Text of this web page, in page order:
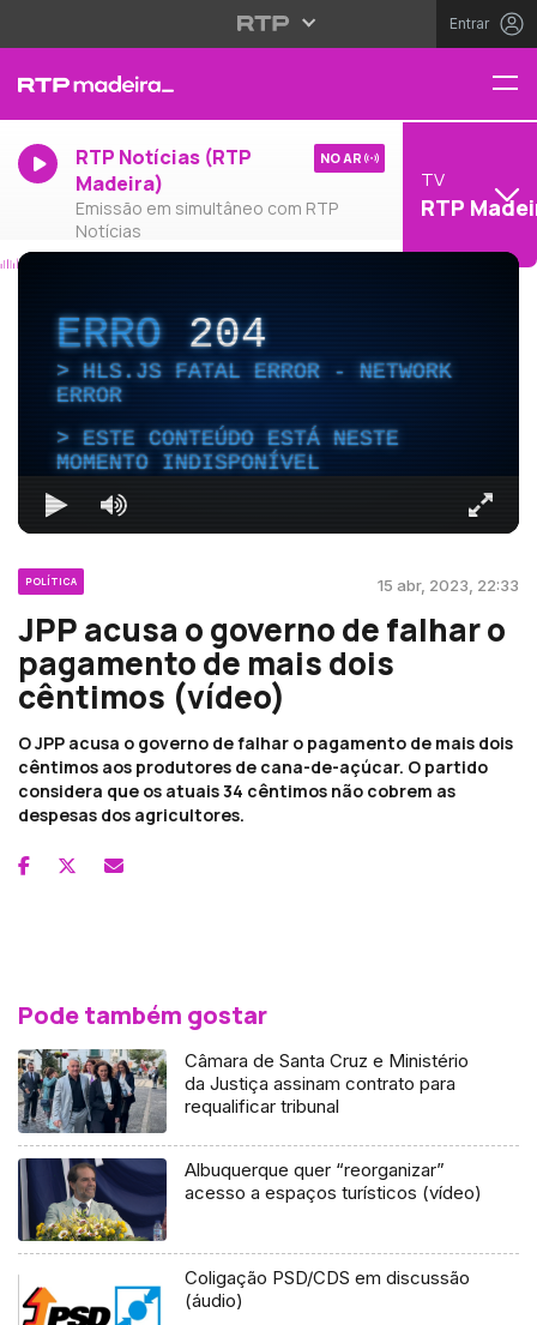
Entrar
RTP Notícias (RTP
Madeira)
Emissão em simultâneo com RTP
Notícias
NO AR
TV
RTP
ERRO204
HLS.JS FATAL ERROR - NETWORK
ERROR
ESTE CONTEÚDO ESTÁ NESTE
MOMENTO INDISPONÍVEL
POLÍTICA 15 abr, 2023, 22:33
JPP acusa o governo de falhar o
pagamento de mais dois
cêntimos (vídeo)
O JPP acusa o governo de falhar o pagamento de mais dois
cêntimos aos produtores de cana-de-açúcar. O partido
considera que os atuais 34 cêntimos não cobrem as
despesas dos agricultores.
Pode também gostar
Câmara de Santa Cruz e Ministério
da Justiça assinam contrato para
requalificar tribunal
Albuquerque quer “reorganizar”
acesso a espaços turísticos (vídeo)
Coligação PSD/CDS em discussão
(áudio)